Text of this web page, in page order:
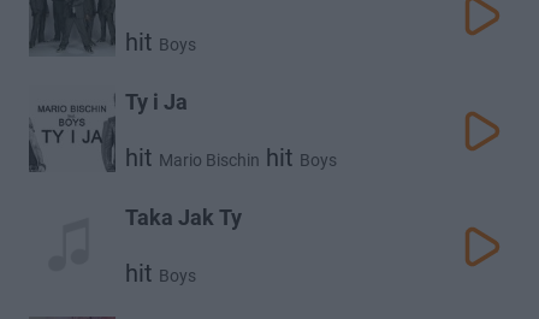
hit Boys
Ty i Ja
hit Mario Bischin hit Boys
Taka Jak Ty
hit Boys